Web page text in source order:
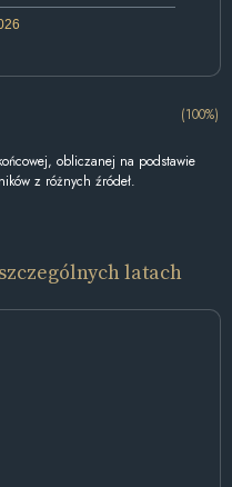
(100%)
obliczanej na podstawie
z różnych źródeł.
latach